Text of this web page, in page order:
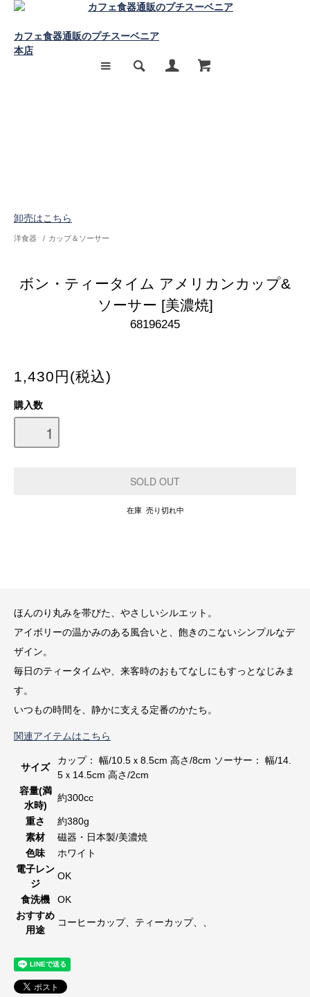
カフェ食器通販のプチスーベニア
本店
卸売はこちら
洋食器 / カップ＆ソーサー
ボン・ティータイム アメリカンカップ&
ソーサー [美濃焼]
68196245
1,430円(税込)
購入数
在庫 売り切れ中
ほんのり丸みを帯びた、やさしいシルエット。
アイボリーの温かみのある風合いと、飽きのこないシンプルなデ
ザイン。
毎日のティータイムや、来客時のおもてなしにもすっとなじみま
す。
いつもの時間を、静かに支える定番のかたち。
関連アイテムはこちら
サイズ
カップ： 幅/10.5ｘ8.5cm 高さ/8cm ソーサー： 幅/14.
5ｘ14.5cm 高さ/2cm
容量(満
水時)
約300cc
重さ
約380g
素材
磁器・日本製/美濃焼
色味
ホワイト
電子レン
ジ
OK
食洗機
OK
おすすめ
用途
コーヒーカップ、ティーカップ、、